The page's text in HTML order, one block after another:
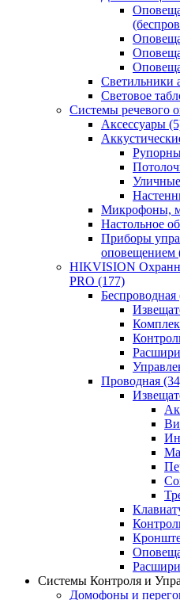
Светильники
Световое
Системы речевого
Аксессуары
Уличные
Микрофоны,
Настольное
Приборы
оповещением
HIKVISION
PRO (177)
Беспроводная
Проводная
Системы Контроля и
Домофоны и